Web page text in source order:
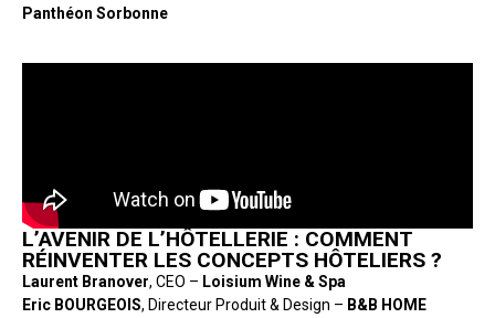
Panthéon Sorbonne
L’AVENIR DE L’HÔTELLERIE : COMMENT
RÉINVENTER LES CONCEPTS HÔTELIERS ?
Laurent Branover, CEO – Loisium Wine & Spa
Eric BOURGEOIS, Directeur Produit & Design – B&B HOME